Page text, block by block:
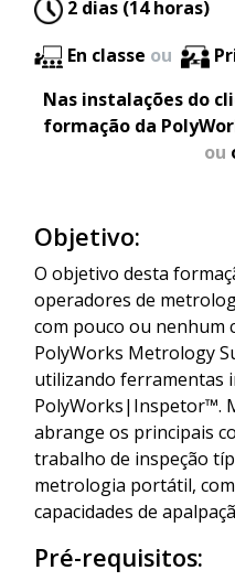
2 dias (14 horas)
En classe ou
Nas instalações do
formação da
ou
Objetivo:
O objetivo desta
operadores de
com pouco ou nenhum
PolyWorks Metrology
utilizando ferramentas
PolyWorks|Inspetor™.
abrange os principais
trabalho de inspeção
metrologia portátil,
capacidades de
Pré-requisitos: